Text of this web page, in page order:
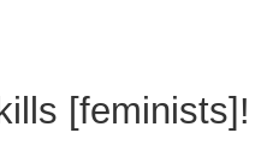
[feminists]!